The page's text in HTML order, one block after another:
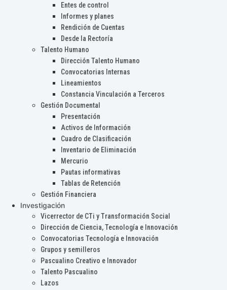
Entes de control
Informes y planes
Rendición de Cuentas
Desde la Rectoría
Talento Humano
Dirección Talento Humano
Convocatorias Internas
Lineamientos
Constancia Vinculación a Terceros
Gestión Documental
Presentación
Activos de Información
Cuadro de Clasificación
Inventario de Eliminación
Mercurio
Pautas informativas
Tablas de Retención
Gestión Financiera
Investigación
Vicerrector de CTi y Transformación Social
Dirección de Ciencia, Tecnología e Innovación
Convocatorias Tecnología e Innovación
Grupos y semilleros
Pascualino Creativo e Innovador
Talento Pascualino
Lazos